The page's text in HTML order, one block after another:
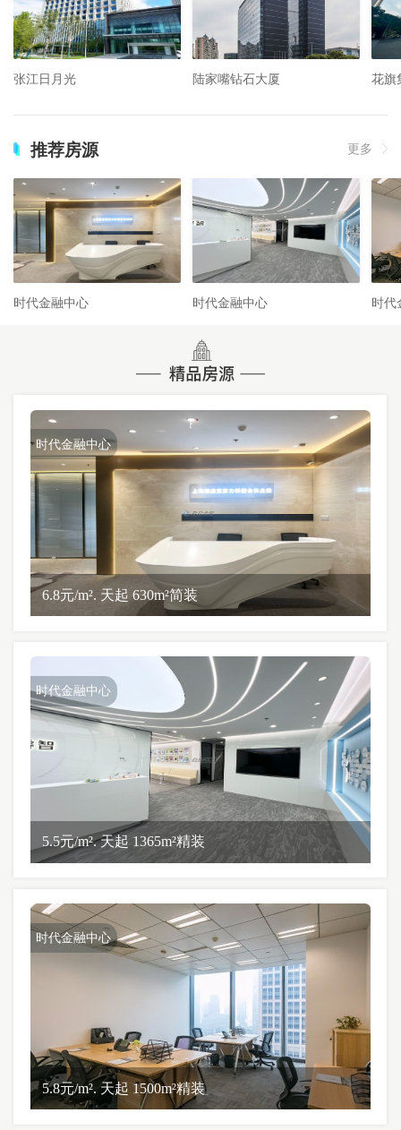
张江日月光 陆家嘴钻石大厦 花旗
推荐房源 更多
时代金融中心 时代金融中心 时代
时代金融中心
6.8元/m². 天起 630m²简装
时代金融中心
5.5元/m². 天起 1365m²精装
时代金融中心
5.8元/m². 天起 1500m²精装